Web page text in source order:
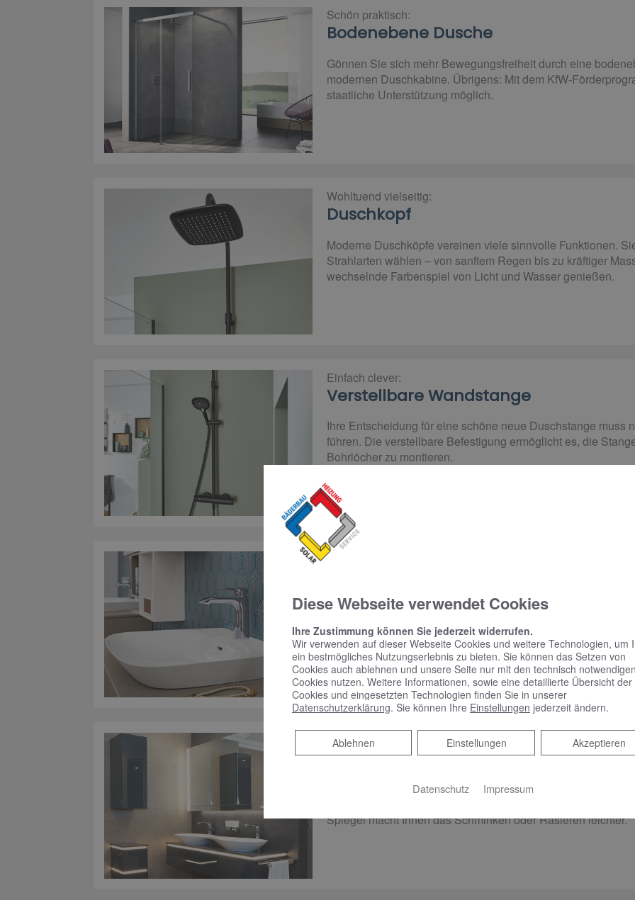
Schön praktisch:
Bodenebene Dusche
Gönnen Sie sich mehr Bewegungsfreiheit durch eine
modernen Duschkabine. Übrigens: Mit dem KfW-
staatliche Unterstützung möglich.
Wohltuend vielseitig:
Duschkopf
Moderne Duschköpfe vereinen viele sinnvolle Funktionen.
Strahlarten wählen – von sanftem Regen bis zu kräftiger
wechselnde Farbenspiel von Licht und Wasser genießen.
Einfach clever:
Verstellbare Wandstange
Ihre Entscheidung für eine schöne neue Duschstange muss
führen. Die verstellbare Befestigung ermöglicht es, die
Bohrlöcher zu montieren.
Genau Ihr Stil:
Mit der Wahl der passenden Armaturen und Accessoires
aufwerten. Viele Hersteller bieten Ihnen Design-Serien, bei
abgestimmt sind – vom Handtuchhalter bis zum
Tägliches Highlight:
Beleuchtung
Das richtige Licht sorgt für die passende Stimmung im
Dusche oder Wanne eine angenehme Atmosphäre. Eine
Spiegel macht Ihnen das Schminken oder Rasieren leichter.
Diese Webseite verwendet Cookies
Ihre Zustimmung können Sie jederzeit widerrufen.
Wir verwenden auf dieser Webseite Cookies und weitere Technologien, um
ein bestmögliches Nutzungserlebnis zu bieten. Sie können das Setzen von
Cookies auch ablehnen und unsere Seite nur mit den technisch notwendigen
Cookies nutzen. Weitere Informationen, sowie eine detaillierte Übersicht der
Cookies und eingesetzten Technologien finden Sie in unserer
Datenschutzerklärung. Sie können Ihre Einstellungen jederzeit ändern.
Akzeptieren
Einstellungen
Ablehnen
Ablehnen
Datenschutz Impressum